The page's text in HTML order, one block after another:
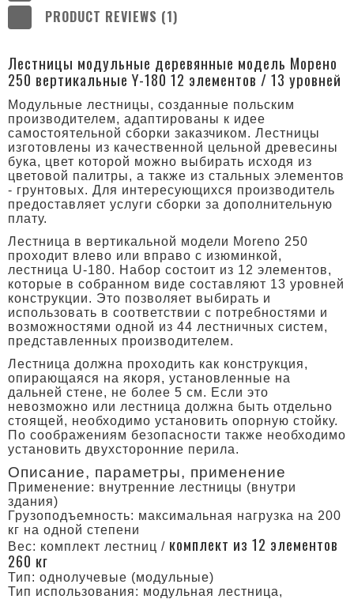
PRODUCT REVIEWS (1)
Лестницы модульные деревянные модель Морено
250 вертикальные Y-180 12 элементов / 13 уровней
Модульные лестницы, созданные польским
производителем, адаптированы к идее
самостоятельной сборки заказчиком. Лестницы
изготовлены из качественной цельной древесины
бука, цвет которой можно выбирать исходя из
цветовой палитры, а также из стальных элементов
- грунтовых. Для интересующихся производитель
предоставляет услуги сборки за дополнительную
плату.
Лестница в вертикальной модели Moreno 250
проходит влево или вправо с изюминкой,
лестница U-180. Набор состоит из 12 элементов,
которые в собранном виде составляют 13 уровней
конструкции. Это позволяет выбирать и
использовать в соответствии с потребностями и
возможностями одной из 44 лестничных систем,
представленных производителем.
Лестница должна проходить как конструкция,
опирающаяся на якоря, установленные на
дальней стене, не более 5 см. Если это
невозможно или лестница должна быть отдельно
стоящей, необходимо установить опорную стойку.
По соображениям безопасности также необходимо
установить двухсторонние перила.
Описание, параметры, применение
Применение: внутренние лестницы (внутри
здания)
Грузоподъемность: максимальная нагрузка на 200
кг на одной степени
Вес: комплект лестниц / комплект из 12 элементов
260 кг
Тип: однолучевые (модульные)
Тип использования: модульная лестница,